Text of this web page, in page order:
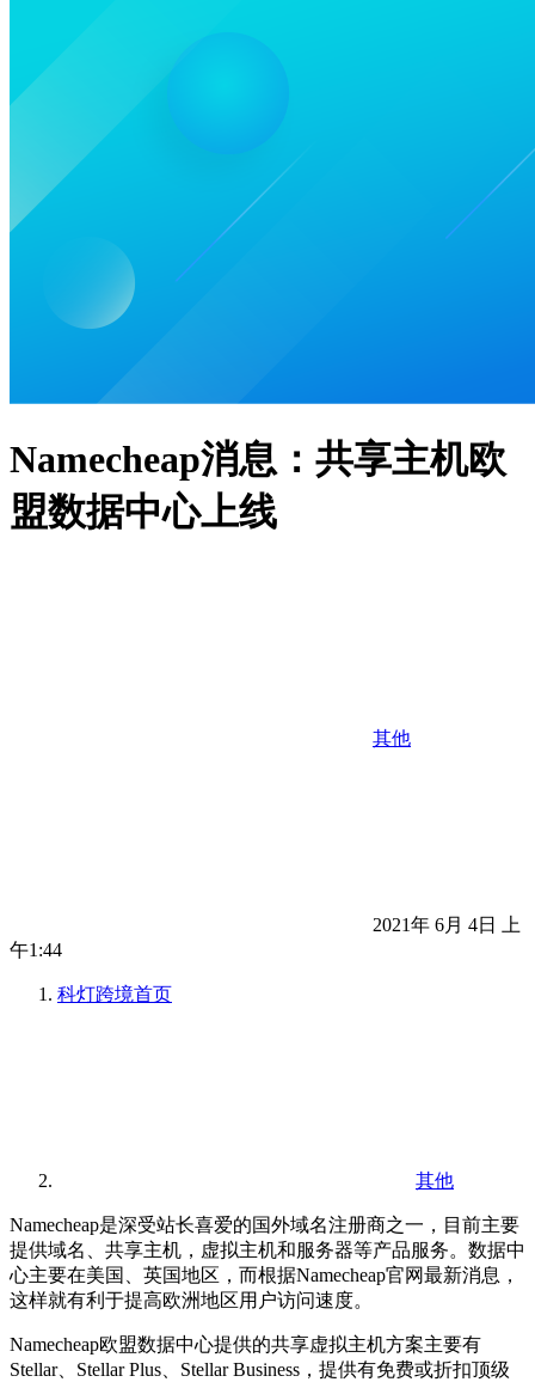
Namecheap消息：共享主机欧
盟数据中心上线
其他
2021年 6月 4日 上
午1:44
科灯跨境首页
其他
Namecheap是深受站长喜爱的国外域名注册商之一，目前主要
提供域名、共享主机，虚拟主机和服务器等产品服务。数据中
心主要在美国、英国地区，而根据Namecheap官网最新消息，
这样就有利于提高欧洲地区用户访问速度。
Namecheap欧盟数据中心提供的共享虚拟主机方案主要有
Stellar、Stellar Plus、Stellar Business，提供有免费或折扣顶级